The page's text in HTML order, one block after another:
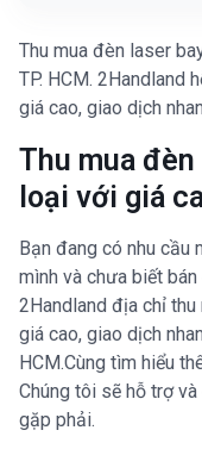
Thu mua đèn laser
TP. HCM. 2Handland
giá cao, giao dịch
Thu mua
loại với giá
Bạn đang có nhu cầu
mình và chưa biết
2Handland địa chỉ
giá cao, giao dịch
HCM.Cùng tìm hiểu
Chúng tôi sẽ hỗ trợ
gặp phải.